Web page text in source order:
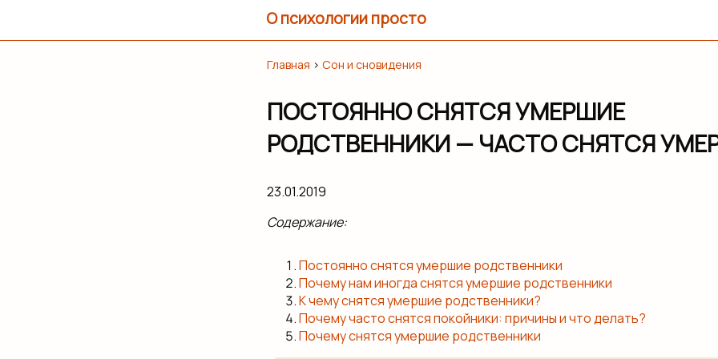
О психологии просто
Главная › Сон и сновидения
ПОСТОЯННО СНЯТСЯ УМЕРШИЕ
РОДСТВЕННИКИ — ЧАСТО СНЯТСЯ
23.01.2019
Содержание:
Постоянно снятся умершие родственники
Почему нам иногда снятся умершие родственники
К чему снятся умершие родственники?
Почему часто снятся покойники: причины и что делать?
Почему снятся умершие родственники